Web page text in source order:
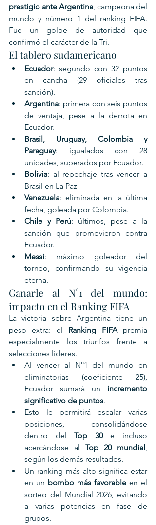
prestigio ante Argentina, campeona del
mundo y número 1 del ranking FIFA.
Fue un golpe de autoridad que
confirmó el carácter de la Tri.
El tablero sudamericano
Ecuador: segundo con 32 puntos
en cancha (29 oficiales tras
sanción).
Argentina: primera con seis puntos
de ventaja, pese a la derrota en
Ecuador.
Brasil, Uruguay, Colombia y
Paraguay: igualados con 28
unidades, superados por Ecuador.
Bolivia: al repechaje tras vencer a
Brasil en La Paz.
Venezuela: eliminada en la última
fecha, goleada por Colombia.
Chile y Perú: últimos, pese a la
sanción que promovieron contra
Ecuador.
Messi: máximo goleador del
torneo, confirmando su vigencia
eterna.
Ganarle al N°1 del mundo:
impacto en el Ranking FIFA
La victoria sobre Argentina tiene un
peso extra: el Ranking FIFA premia
especialmente los triunfos frente a
selecciones líderes.
Al vencer al N°1 del mundo en
eliminatorias (coeficiente 25),
Ecuador sumará un incremento
significativo de puntos.
Esto le permitirá escalar varias
posiciones, consolidándose
dentro del Top 30 e incluso
acercándose al Top 20 mundial ,
según los demás resultados.
Un ranking más alto significa estar
en un bombo más favorable en el
sorteo del Mundial 2026, evitando
a varias potencias en fase de
grupos.